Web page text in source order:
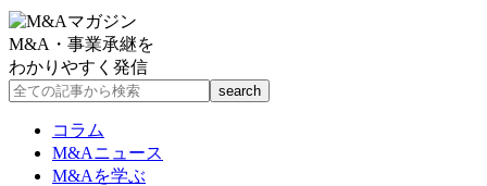
M&A・事業承継を
わかりやすく発信
コラム
M&Aニュース
M&Aを学ぶ